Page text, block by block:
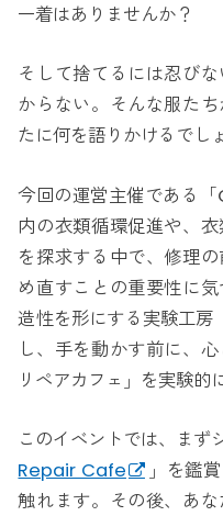
一着はありませんか？
そして捨てるには忍び
からない。そんな服た
たに何を語りかけるでし
今回の運営主催である
内の衣類循環促進や、
を探求する中で、修理
め直すことの重要性に
造性を形にする実験工
し、手を動かす前に、
リペアカフェ」を実験的
このイベントでは、まず
Repair Cafe
」を鑑
触れます。その後、あ